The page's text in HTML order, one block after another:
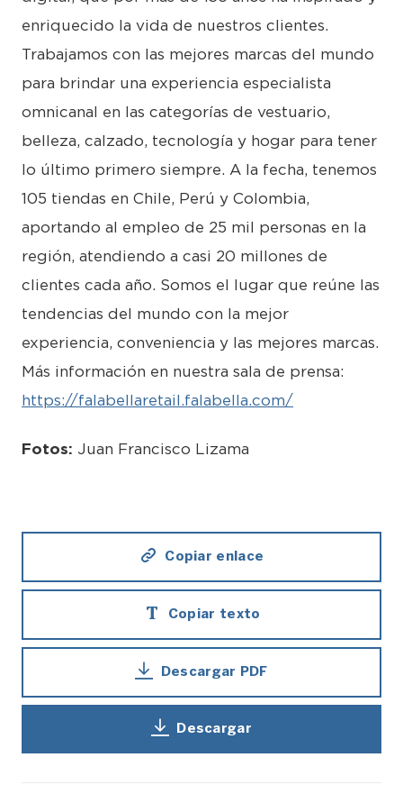
enriquecido la vida de nuestros clientes.
Trabajamos con las mejores marcas del mundo
para brindar una experiencia especialista
omnicanal en las categorías de vestuario,
belleza, calzado, tecnología y hogar para tener
lo último primero siempre. A la fecha, tenemos
105 tiendas en Chile, Perú y Colombia,
aportando al empleo de 25 mil personas en la
región, atendiendo a casi 20 millones de
clientes cada año. Somos el lugar que reúne las
tendencias del mundo con la mejor
experiencia, conveniencia y las mejores marcas.
Más información en nuestra sala de prensa:
https://falabellaretail.falabella.com/
Fotos: Juan Francisco Lizama
Copiar enlace
Copiar texto
Descargar PDF
Descargar